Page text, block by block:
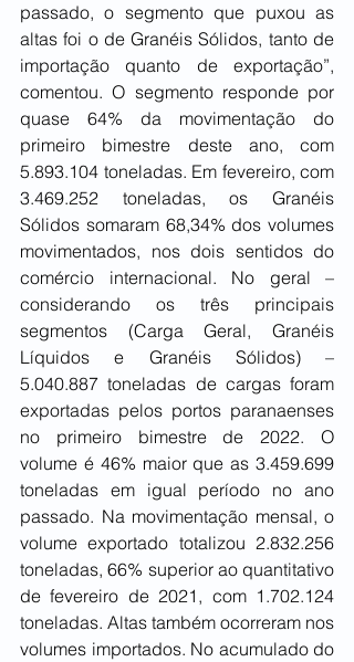
passado, o segmento que puxou as
altas foi o de Granéis Sólidos, tanto de
importação quanto de exportação”,
comentou. O segmento responde por
quase 64% da movimentação do
primeiro bimestre deste ano, com
5.893.104 toneladas. Em fevereiro, com
3.469.252 toneladas, os Granéis
Sólidos somaram 68,34% dos volumes
movimentados, nos dois sentidos do
comércio internacional. No geral –
considerando os três principais
segmentos (Carga Geral, Granéis
Líquidos e Granéis Sólidos) –
5.040.887 toneladas de cargas foram
exportadas pelos portos paranaenses
no primeiro bimestre de 2022. O
volume é 46% maior que as 3.459.699
toneladas em igual período no ano
passado. Na movimentação mensal, o
volume exportado totalizou 2.832.256
toneladas, 66% superior ao quantitativo
de fevereiro de 2021, com 1.702.124
toneladas. Altas também ocorreram nos
volumes importados. No acumulado do